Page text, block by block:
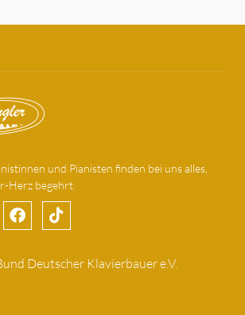
und Pianisten finden bei uns alles,
Herz begehrt.
Deutscher Klavierbauer e.V.